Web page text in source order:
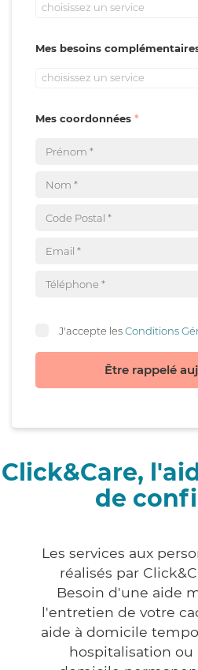
choisissez un service
Mes besoins
choisissez un service
Mes coordonnées
J'accepte lesConditions
Être rappelé
Click&Care,
de
Les services aux
réalisés par
Besoin d'une aide
l'entretien de votre
aide à domicile
hospitalisation ou